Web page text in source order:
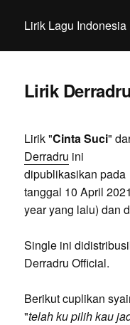
Lirik Lagu Indonesia
Lirik
Lirik "Cinta Suci"
Derradru ini
dipublikasikan pada
tanggal 10 April
year yang lalu) dan
Single ini
Derradru Official.
Berikut cuplikan
"telah ku pilih kau